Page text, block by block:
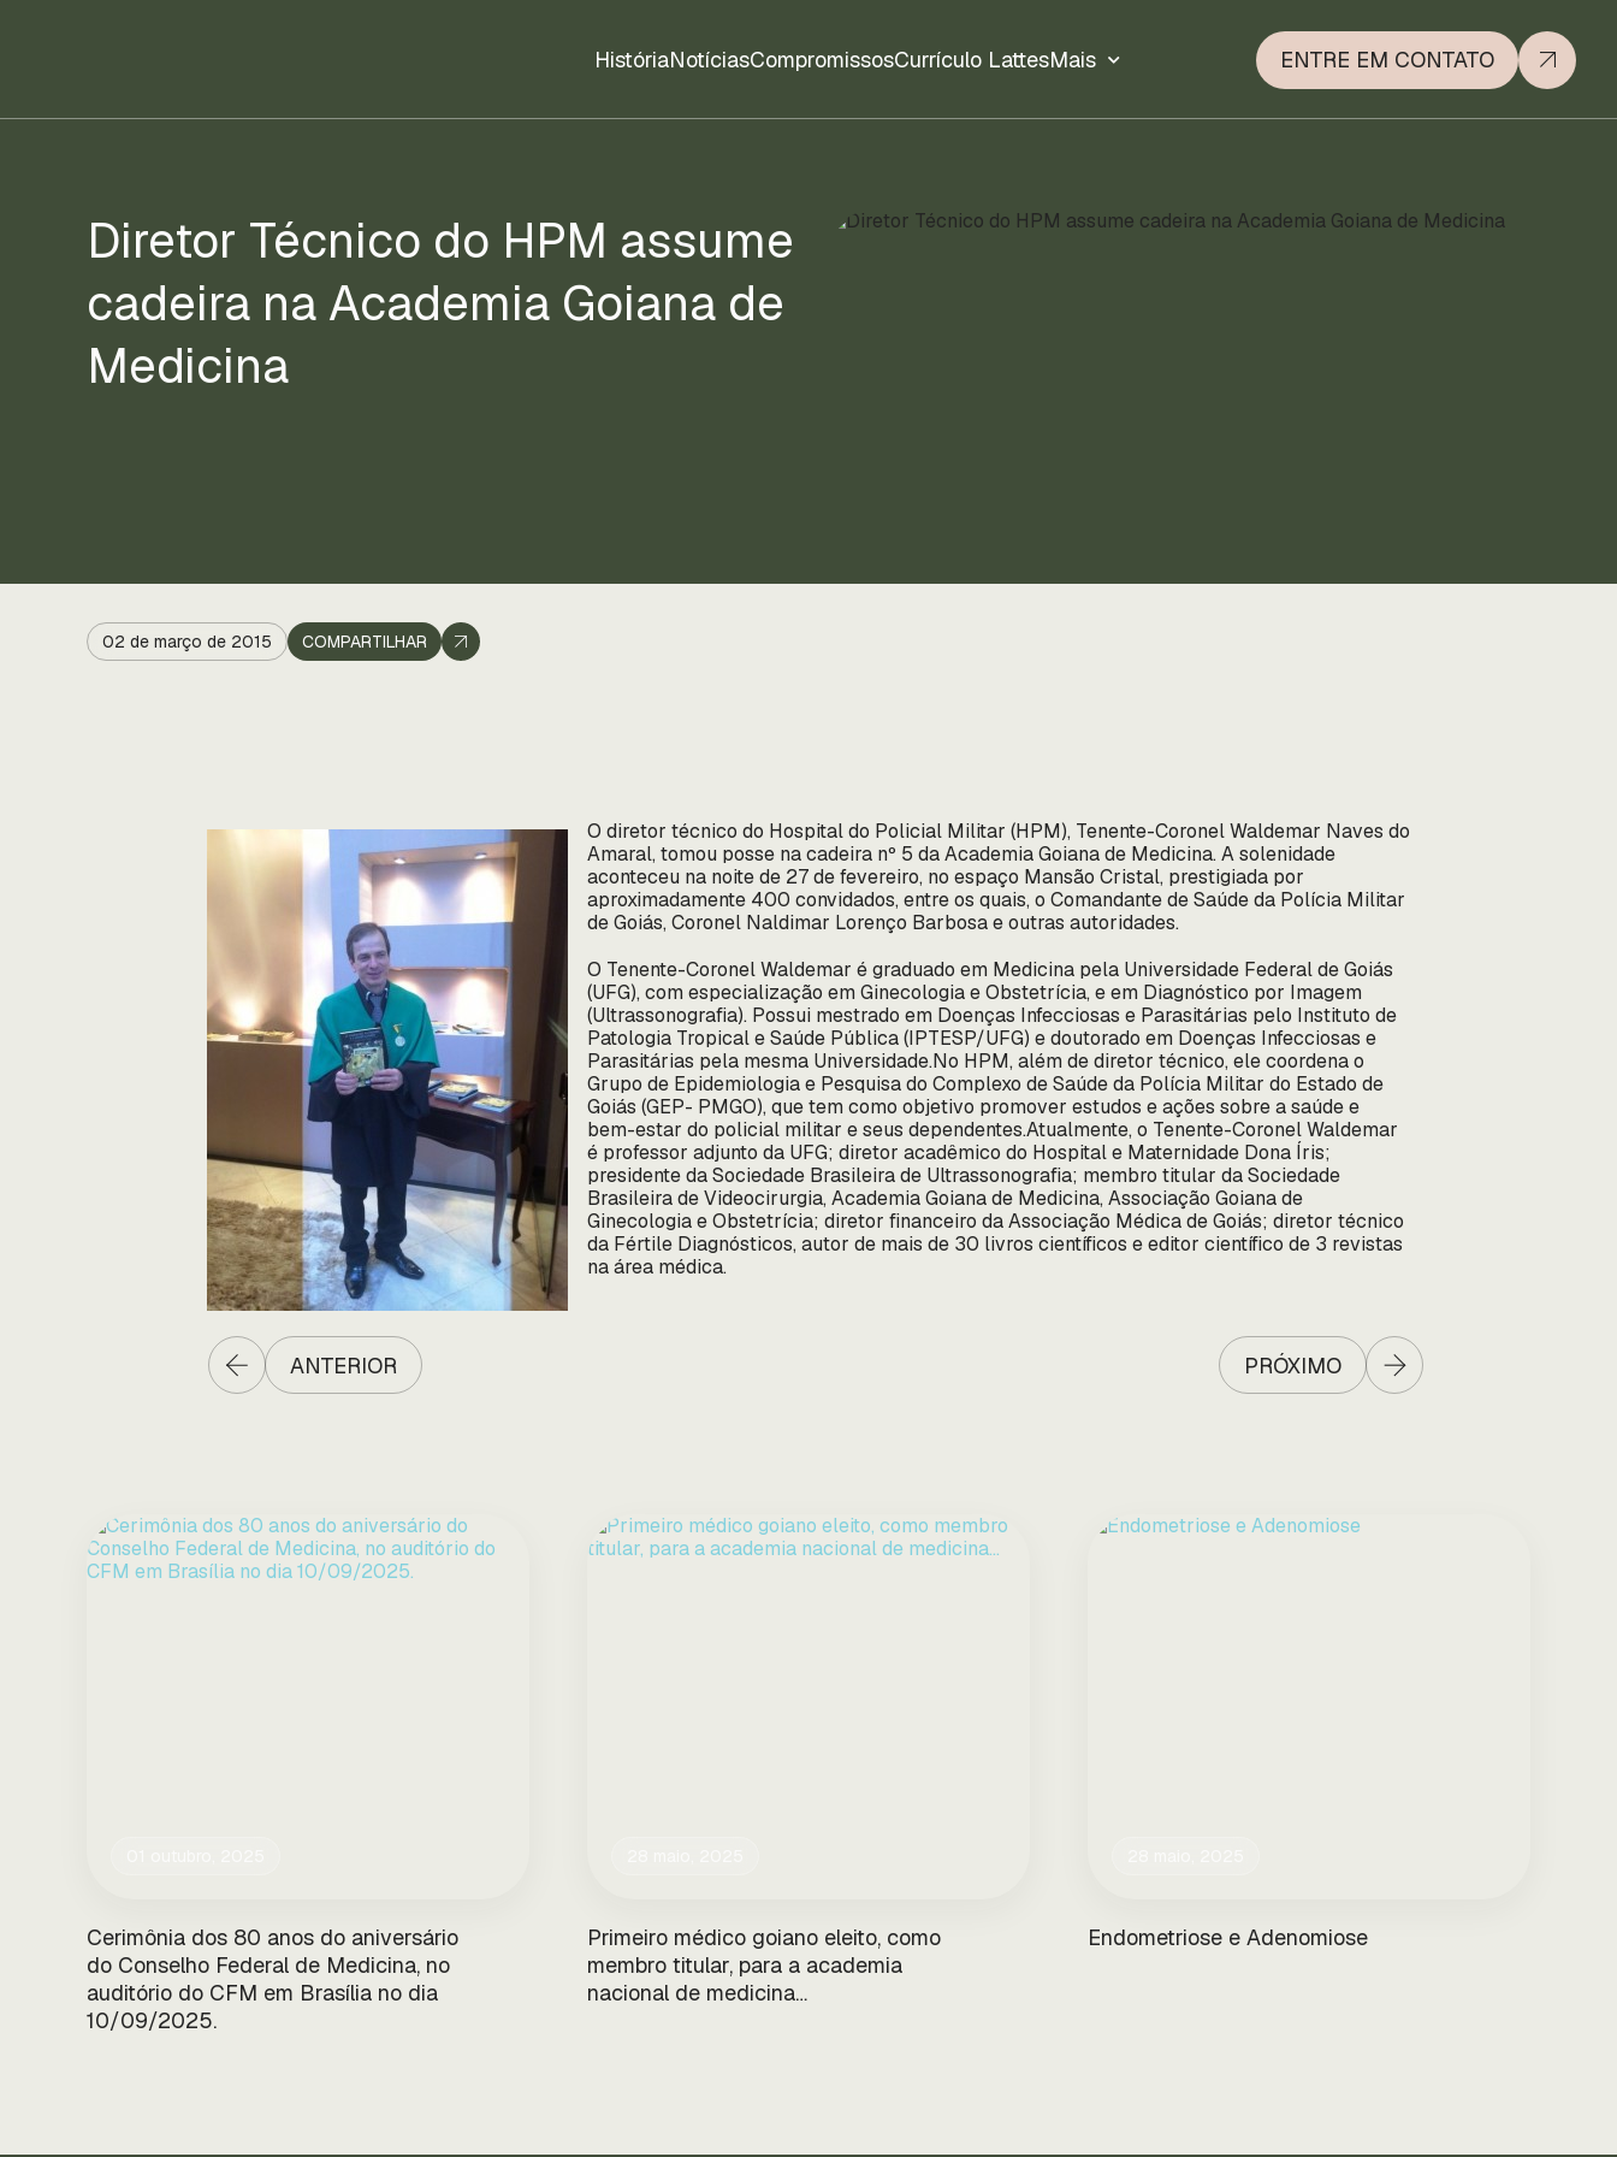
HistóriaNotíciasCompromissosCurrículo LattesMais ENTRE EM CONTATO
Diretor Técnico do HPM assume
cadeira na Academia Goiana de
Medicina
02 de março de 2015 COMPARTILHAR
O diretor técnico do Hospital do Policial Militar (HPM), Tenente-Coronel Waldemar Naves do
Amaral, tomou posse na cadeira nº 5 da Academia Goiana de Medicina. A solenidade
aconteceu na noite de 27 de fevereiro, no espaço Mansão Cristal, prestigiada por
aproximadamente 400 convidados, entre os quais, o Comandante de Saúde da Polícia Militar
de Goiás, Coronel Naldimar Lorenço Barbosa e outras autoridades.
O Tenente-Coronel Waldemar é graduado em Medicina pela Universidade Federal de Goiás
(UFG), com especialização em Ginecologia e Obstetrícia, e em Diagnóstico por Imagem
(Ultrassonografia). Possui mestrado em Doenças Infecciosas e Parasitárias pelo Instituto de
Patologia Tropical e Saúde Pública (IPTESP/UFG) e doutorado em Doenças Infecciosas e
Parasitárias pela mesma Universidade.No HPM, além de diretor técnico, ele coordena o
Grupo de Epidemiologia e Pesquisa do Complexo de Saúde da Polícia Militar do Estado de
Goiás (GEP- PMGO), que tem como objetivo promover estudos e ações sobre a saúde e
bem-estar do policial militar e seus dependentes.Atualmente, o Tenente-Coronel Waldemar
é professor adjunto da UFG; diretor acadêmico do Hospital e Maternidade Dona Íris;
presidente da Sociedade Brasileira de Ultrassonografia; membro titular da Sociedade
Brasileira de Videocirurgia, Academia Goiana de Medicina, Associação Goiana de
Ginecologia e Obstetrícia; diretor financeiro da Associação Médica de Goiás; diretor técnico
da Fértile Diagnósticos, autor de mais de 30 livros científicos e editor científico de 3 revistas
na área médica.
ANTERIOR PRÓXIMO
Cerimônia dos 80 anos do aniversário
do Conselho Federal de Medicina, no
auditório do CFM em Brasília no dia
10/09/2025.
Primeiro médico goiano eleito, como
membro titular, para a academia
nacional de medicina…
Endometriose e Adenomiose